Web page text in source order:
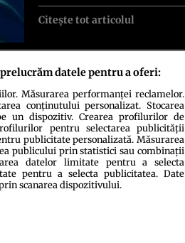
un
Citește tot articolul
datele pentru a oferi:
Măsurarea performanței reclamelor.
conținutului personalizat. Stocarea
un dispozitiv. Crearea profilurilor de
pentru selectarea publicității
publicitate personalizată. Măsurarea
publicului prin statistici sau combinații
datelor limitate pentru a selecta
pentru a selecta publicitatea. Date
scanarea dispozitivului.